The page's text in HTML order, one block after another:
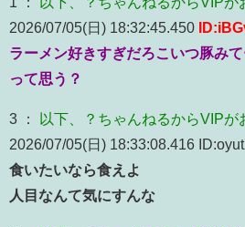
2026/07/05(日) 18:32:45.450
ラーメン好きすぎだろこいつ豚み
って思う？
3 ： 以下、？ちゃんねるからVIPが
2026/07/05(日) 18:33:08.416
食いたいなら食えよ
人目なんて気にすんな